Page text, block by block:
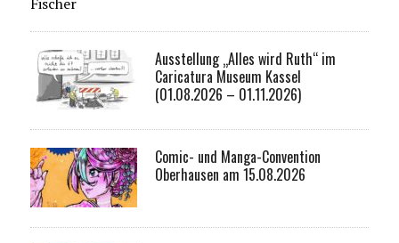
Ausstellung „Alles wird Ruth“ im
Caricatura Museum Kassel
(01.08.2026 – 01.11.2026)
Comic- und Manga-Convention
Oberhausen am 15.08.2026